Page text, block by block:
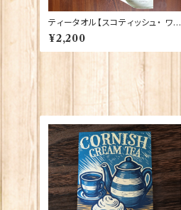
ティータオル【スコティッシュ・ ワイ
ルドフラワー】Glen Appin of Sc
otland 50001-B(TT0700)
¥2,200